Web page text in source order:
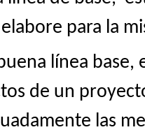
para la
línea
de un
las